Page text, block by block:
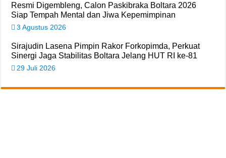
Resmi Digembleng, Calon Paskibraka Boltara 2026
Siap Tempah Mental dan Jiwa Kepemimpinan
3 Agustus 2026
Sirajudin Lasena Pimpin Rakor Forkopimda, Perkuat
Sinergi Jaga Stabilitas Boltara Jelang HUT RI ke-81
29 Juli 2026